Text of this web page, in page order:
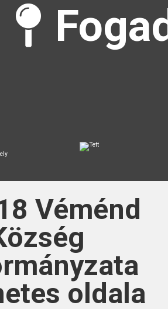
Véménd
oldala